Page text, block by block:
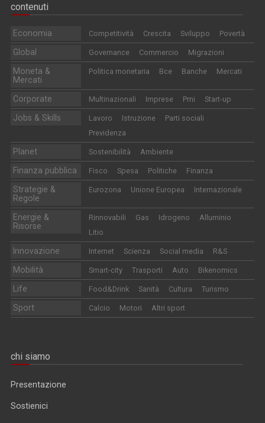
contenuti
Economia Competitività Crescita Sviluppo Povertà
Global Governance Commercio Migrazioni
Moneta &
Mercati
Politica monetaria Bce Banche Mercati
Corporate Multinazionali Imprese Pmi Start-up
Jobs & Skills Lavoro Istruzione
Parti sociali
Previdenza
Planet Sostenibilità Ambiente
Finanza pubblica Fisco Spesa Politiche Finanza
Strategie &
Regole
Eurozona Unione Europea Internazionale
Energie &
Risorse
Rinnovabili Gas Idrogeno
Alluminio
Litio
Innovazione Internet Scienza Social media R&S
Mobilità Smart-city Trasporti Auto Bikenomics
Life Food&Drink Sanità Cultura Turismo
Sport Calcio Motori Altri sport
chi siamo
Presentazione
Sostienici